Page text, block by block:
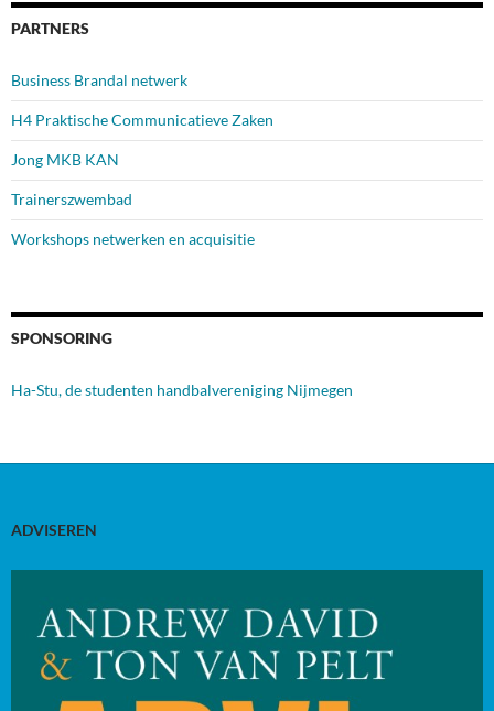
PARTNERS
Business Brandal netwerk
H4 Praktische Communicatieve Zaken
Jong MKB KAN
Trainerszwembad
Workshops netwerken en acquisitie
SPONSORING
Ha-Stu, de studenten handbalvereniging Nijmegen
ADVISEREN